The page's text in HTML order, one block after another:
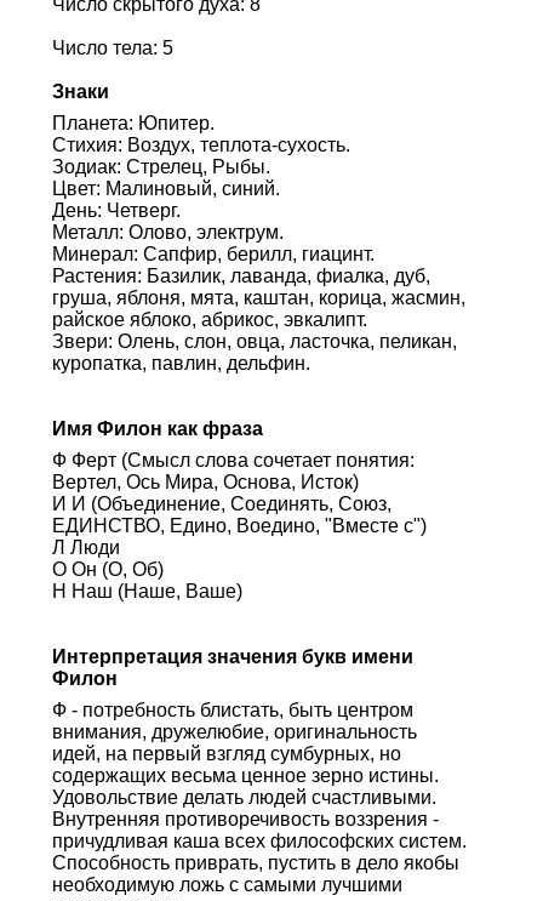
Число тела: 5
Знаки
Планета: Юпитер.
Стихия: Воздух, теплота-сухость.
Зодиак: Стрелец, Рыбы.
Цвет: Малиновый, синий.
День: Четверг.
Металл: Олово, электрум.
Минерал: Сапфир, берилл, гиацинт.
Растения: Базилик, лаванда, фиалка, дуб,
груша, яблоня, мята, каштан, корица, жасмин,
райское яблоко, абрикос, эвкалипт.
Звери: Олень, слон, овца, ласточка, пеликан,
куропатка, павлин, дельфин.
Имя Филон как фраза
Ф Ферт (Смысл слова сочетает понятия:
Вертел, Ось Мира, Основа, Исток)
И И (Объединение, Соединять, Союз,
ЕДИНСТВО, Едино, Воедино, "Вместе с")
Л Люди
О Он (О, Об)
Н Наш (Наше, Ваше)
Интерпретация значения букв имени
Филон
Ф - потребность блистать, быть центром
внимания, дружелюбие, оригинальность
идей, на первый взгляд сумбурных, но
содержащих весьма ценное зерно истины.
Удовольствие делать людей счастливыми.
Внутренняя противоречивость воззрения -
причудливая каша всех философских систем.
Способность приврать, пустить в дело якобы
необходимую ложь с самыми лучшими